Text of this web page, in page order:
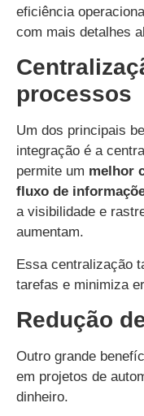
eficiência
com mais detalhes
processos
Um dos principais
integração é a
permite um melhor
fluxo de
a visibilidade e
aumentam.
Essa centralização
tarefas e minimiza
Redução
Outro grande
em projetos de
dinheiro.